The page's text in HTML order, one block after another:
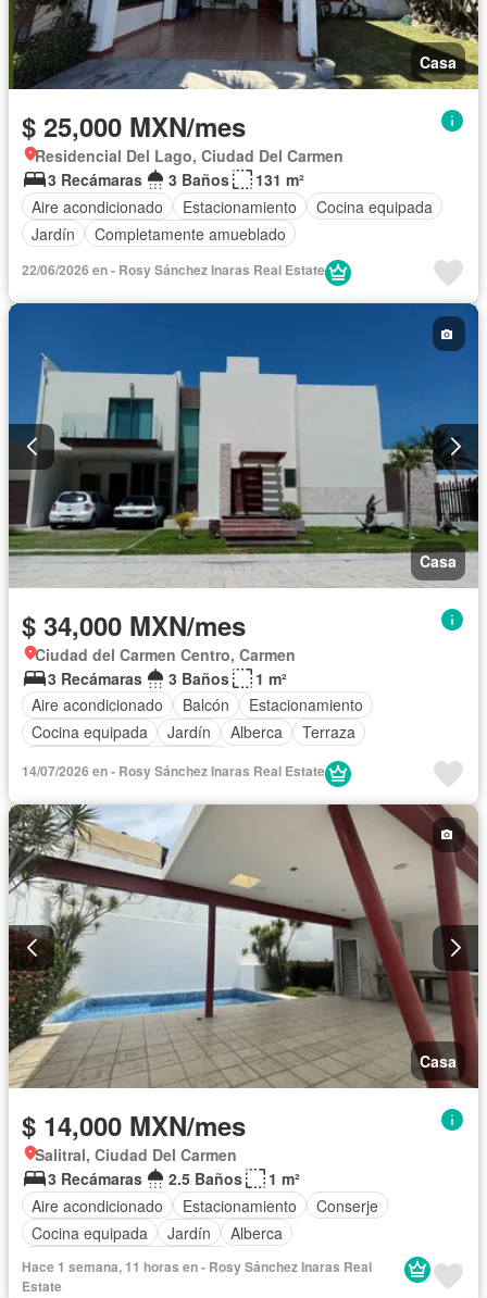
Casa
$ 25,000 MXN/mes
Residencial Del Lago, Ciudad Del Carmen
3 Recámaras
3 Baños
131 m²
Aire acondicionado
Estacionamiento
Cocina equipada
Jardín
Completamente amueblado
22/06/2026 en - Rosy Sánchez Inaras Real Estate
Casa
$ 34,000 MXN/mes
Ciudad del Carmen Centro, Carmen
3 Recámaras
3 Baños
1 m²
Aire acondicionado
Balcón
Estacionamiento
Cocina equipada
Jardín Alberca
Terraza
14/07/2026 en - Rosy Sánchez Inaras Real Estate
Casa
$ 14,000 MXN/mes
Salitral, Ciudad Del Carmen
3 Recámaras
2.5 Baños
1 m²
Aire acondicionado
Estacionamiento
Conserje
Cocina equipada
Jardín
Alberca
Completamente amueblado
Hace 1 semana, 11 horas en - Rosy Sánchez Inaras Real
Estate